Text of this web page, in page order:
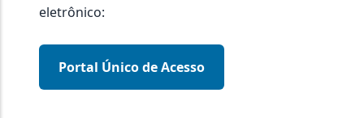
eletrônico:
Portal Único de Acesso